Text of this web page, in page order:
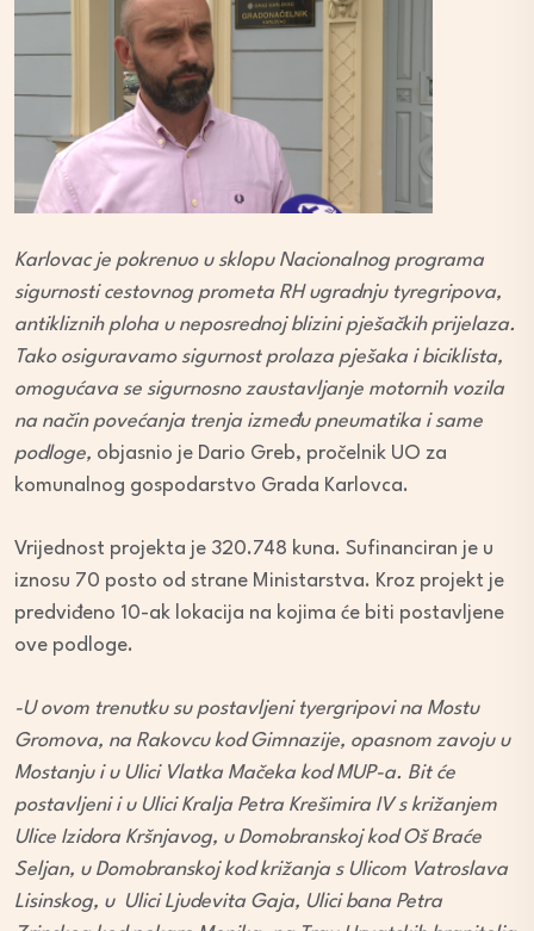
Karlovac je pokrenuo u sklopu Nacionalnog programa
sigurnosti cestovnog prometa RH ugradnju tyregripova,
antikliznih ploha u neposrednoj blizini pješačkih prijelaza.
Tako osiguravamo sigurnost prolaza pješaka i biciklista,
omogućava se sigurnosno zaustavljanje motornih vozila
na način povećanja trenja između pneumatika i same
podloge, objasnio je Dario Greb, pročelnik UO za
komunalnog gospodarstvo Grada Karlovca.
Vrijednost projekta je 320.748 kuna. Sufinanciran je u
iznosu 70 posto od strane Ministarstva. Kroz projekt je
predviđeno 10-ak lokacija na kojima će biti postavljene
ove podloge.
-U ovom trenutku su postavljeni tyergripovi na Mostu
Gromova, na Rakovcu kod Gimnazije, opasnom zavoju u
Mostanju i u Ulici Vlatka Mačeka kod MUP-a. Bit će
postavljeni i u Ulici Kralja Petra Krešimira IV s križanjem
Ulice Izidora Kršnjavog, u Domobranskoj kod Oš Braće
Seljan, u Domobranskoj kod križanja s Ulicom Vatroslava
Lisinskog, u Ulici Ljudevita Gaja, Ulici bana Petra